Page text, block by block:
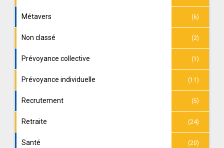
Métavers (6)
Non classé (2)
Prévoyance collective (1)
Prévoyance individuelle (11)
Recrutement (5)
Retraite (24)
Santé (20)